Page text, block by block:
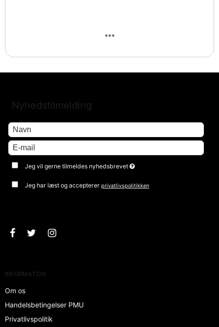
***
Nyhedstilmelding
Jeg vil gerne tilmeldes nyhedsbrevet
Jeg har læst og acceptererprivatlivspolitikken
INFORMATION
Om os
Handelsbetingelser PMU
Privatlivspolitik